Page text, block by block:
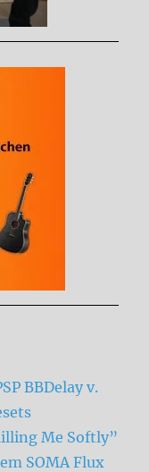
BBDelay v.
Me Softly”
SOMA Flux